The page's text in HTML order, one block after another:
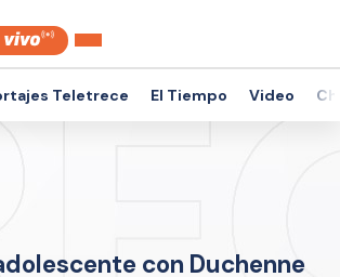
Teletrece El Tiempo Video
con Duchenne